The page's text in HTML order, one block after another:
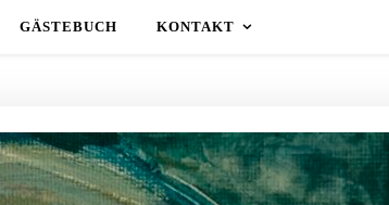
GÄSTEBUCH KONTAKT